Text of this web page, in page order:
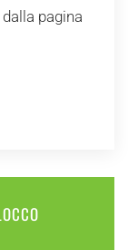
pagina